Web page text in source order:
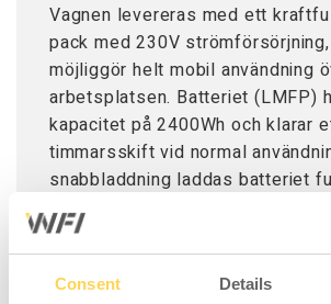
Consent Details
Vagnen levereras med ett
pack med 230V
möjliggör helt mobil användning
arbetsplatsen. Batteriet (LMFP)
kapacitet på 2400Wh och klarar
timmarsskift vid normal
snabbladdning laddas batteriet
1,5 timme. Batteriet är även
driftsäker användning i krävande
har ett arbetstemperaturområde
+50 °C.